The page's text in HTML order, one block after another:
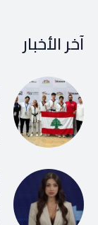
آخر الأخبار